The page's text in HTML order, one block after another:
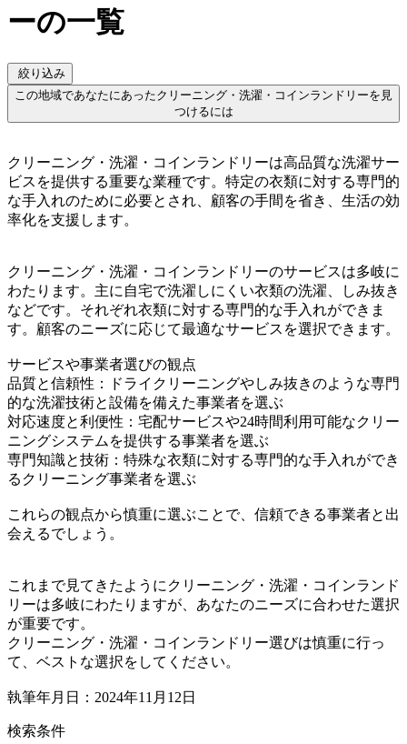
ーの一覧
絞り込み
この地域であなたにあったクリーニング・洗濯・コインランドリーを見
つけるには
クリーニング・洗濯・コインランドリーは高品質な洗濯サー
ビスを提供する重要な業種です。特定の衣類に対する専門的
な手入れのために必要とされ、顧客の手間を省き、生活の効
率化を支援します。
クリーニング・洗濯・コインランドリーのサービスは多岐に
わたります。主に自宅で洗濯しにくい衣類の洗濯、しみ抜き
などです。それぞれ衣類に対する専門的な手入れができま
す。顧客のニーズに応じて最適なサービスを選択できます。
サービスや事業者選びの観点
品質と信頼性：ドライクリーニングやしみ抜きのような専門
的な洗濯技術と設備を備えた事業者を選ぶ
対応速度と利便性：宅配サービスや24時間利用可能なクリー
ニングシステムを提供する事業者を選ぶ
専門知識と技術：特殊な衣類に対する専門的な手入れができ
るクリーニング事業者を選ぶ
これらの観点から慎重に選ぶことで、信頼できる事業者と出
会えるでしょう。
これまで見てきたようにクリーニング・洗濯・コインランド
リーは多岐にわたりますが、あなたのニーズに合わせた選択
が重要です。
クリーニング・洗濯・コインランドリー選びは慎重に行っ
て、ベストな選択をしてください。
執筆年月日：2024年11月12日
検索条件